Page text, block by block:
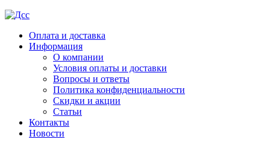
Оплата и доставка
Информация
О компании
Условия оплаты и доставки
Вопросы и ответы
Политика конфиденциальности
Скидки и акции
Статьи
Контакты
Новости